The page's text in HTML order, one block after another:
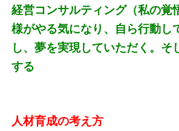
経営コンサルティング（私の覚
様がやる気になり、自ら行動し
し、夢を実現していただく。そ
する
人材育成の考え方